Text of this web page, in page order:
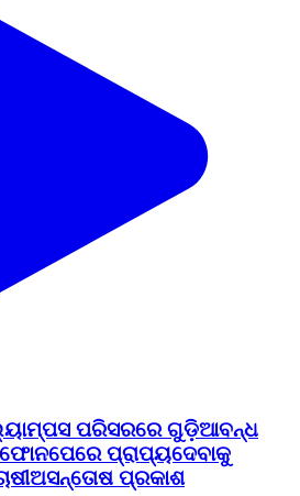
ପରିସରରେ ଗୁଡ଼ିଆବନ୍ଧ
ପ୍ରାପ୍ୟଦେବାକୁ
ପ୍ରକାଶ